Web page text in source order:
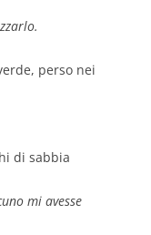
perso nei
di sabbia
mi avesse